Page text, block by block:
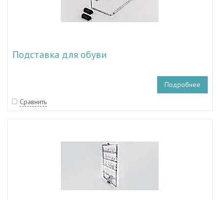
Подставка для обуви
Подробнее
Сравнить